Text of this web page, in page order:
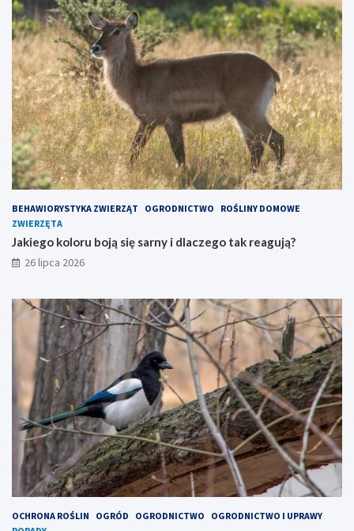
BEHAWIORYSTYKA ZWIERZĄT OGRODNICTWO
ROŚLINY DOMOWE
ZWIERZĘTA
Jakiego koloru boją się sarny i dlaczego tak reagują?
26 lipca 2026
OCHRONA ROŚLIN OGRÓD OGRODNICTWO
OGRODNICTWO I UPRAWY